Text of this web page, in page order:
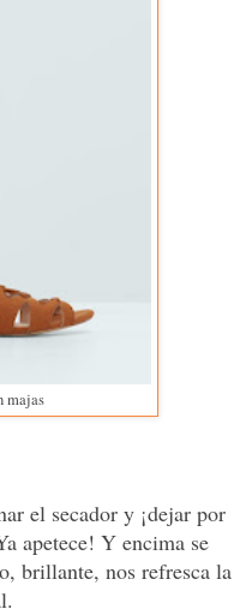
majas
el secador y ¡dejar por
apetece! Y encima se
brillante, nos refresca la